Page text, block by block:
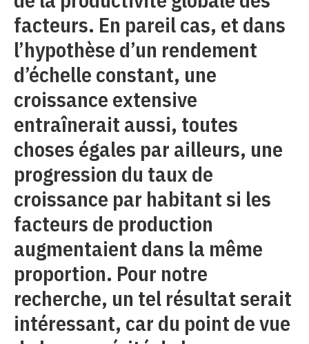
facteurs. En pareil cas, et dans
l’hypothèse d’un rendement
d’échelle constant, une
croissance extensive
entraînerait aussi, toutes
choses égales par ailleurs, une
progression du taux de
croissance par habitant si les
facteurs de production
augmentaient dans la même
proportion. Pour notre
recherche, un tel résultat serait
intéressant, car du point de vue